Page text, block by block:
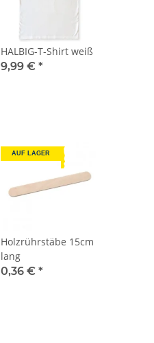
HALBIG-T-Shirt weiß
9,99 € *
AUF LAGER
Holzrührstäbe 15cm
lang
0,36 € *